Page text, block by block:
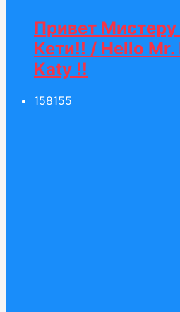
Привет
Кети!! / Hello
Katy !!
158155